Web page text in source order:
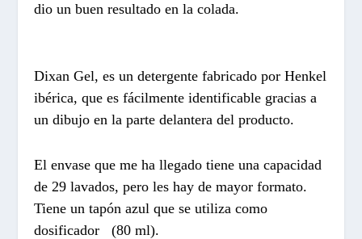
dio un buen resultado en la colada.
Dixan Gel, es un detergente fabricado por Henkel
ibérica, que es fácilmente identificable gracias a
un dibujo en la parte delantera del producto.
El envase que me ha llegado tiene una capacidad
de 29 lavados, pero les hay de mayor formato.
Tiene un tapón azul que se utiliza como
dosificador (80 ml).